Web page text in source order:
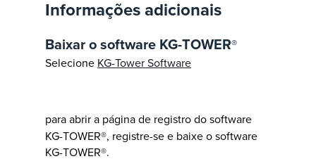
Informações adicionais
Baixar o software KG-TOWER®
Selecione KG-Tower Software
para abrir a página de registro do software
KG-TOWER®, registre-se e baixe o software
KG-TOWER®.